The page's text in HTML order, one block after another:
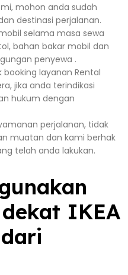
mohon anda sudah
destinasi perjalanan.
selama masa sewa
bahan bakar mobil dan
penyewa .
layanan Rental
jika anda terindikasi
hukum dengan
perjalanan, tidak
muatan dan kami berhak
telah anda lakukan.
IKEA